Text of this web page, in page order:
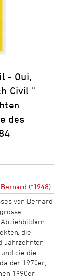
- Oui,
Civil "
des
(*1948)
von Bernard
die
Jahrzehnten
die die
der 1970er,
1990er